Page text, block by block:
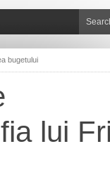
bugetului
lui